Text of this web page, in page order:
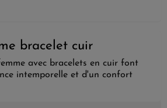
bracelet cuir
avec bracelets en cuir font
intemporelle et d'un confort